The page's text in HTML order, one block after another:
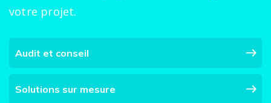
votre projet.
Audit et conseil
Solutions sur mesure